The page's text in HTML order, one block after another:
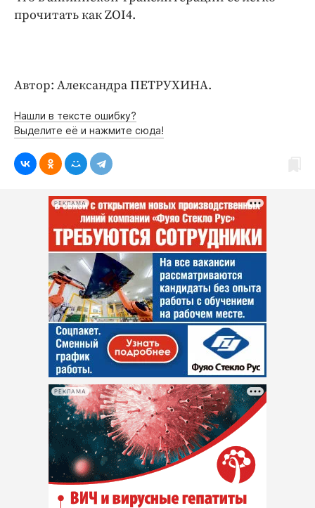
прочитать как ZOI4.
Автор: Александра ПЕТРУХИНА.
Нашли в тексте ошибку?
Выделите её и нажмите сюда!
РЕКЛАМА
РЕКЛАМА